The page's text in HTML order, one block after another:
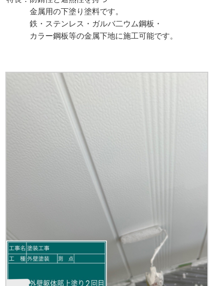
金属用の下塗り塗料です。
鉄・ステンレス・ガルバ二ウム鋼板・
カラー鋼板等の金属下地に施工可能です。